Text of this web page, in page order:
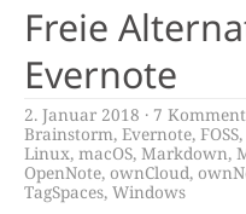
Freie
Evernote
2. Januar 2018 7
Brainstorm, Evernote, FOSS,
Linux, macOS, Markdown,
OpenNote, ownCloud,
TagSpaces, Windows